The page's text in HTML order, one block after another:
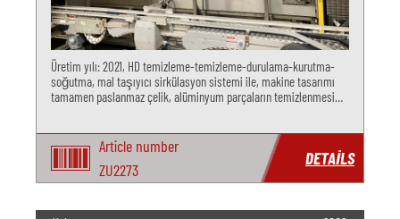
Üretim yılı: 2021, HD temizleme-temizleme-durulama-kurutma-
soğutma, mal taşıyıcı sirkülasyon sistemi ile, makine tasarımı
tamamen paslanmaz çelik, alüminyum parçaların temizlenmesi
Article number
ZU2273
DETAILS